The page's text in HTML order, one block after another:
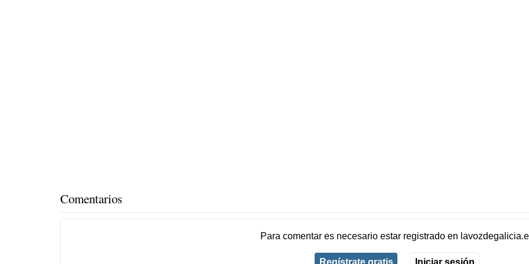
Comentarios
Para comentar es necesario estar registradoen